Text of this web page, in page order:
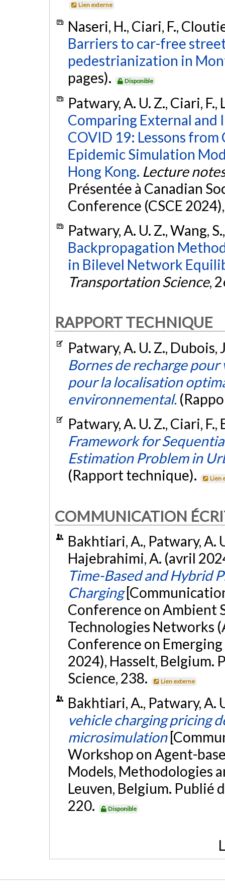
Lien externe
Naseri, H., Ciari, F.,
Barriers to car-free
pedestrianization in
pages).
Disponible
Patwary, A. U. Z., Ciari, F.,
Comparing External
COVID 19: Lessons
Epidemic Simulation
Hong Kong. Lecture
Présentée à Canadian
Conference (CSCE
Patwary, A. U. Z., Wang,
Backpropagation
in Bilevel Network
Transportation Science,
RAPPORT TECHNIQUE
Patwary, A. U. Z., Dubois,
Bornes de recharge
pour la localisation
environnemental.
Patwary, A. U. Z., Ciari,
Framework for
Estimation Problem in
(Rapport technique).
Lien
COMMUNICATION
Bakhtiari, A., Patwary, A.
Hajebrahimi, A. (avril
Time-Based and Hybrid
Charging
Conference on Ambient
Technologies Networks
Conference on
2024), Hasselt, Belgium.
Science, 238.
Lien externe
Bakhtiari, A., Patwary, A.
vehicle charging pricing
microsimulation
Workshop on Agent-
Models, Methodologies
Leuven, Belgium. Publié
220.
Disponible